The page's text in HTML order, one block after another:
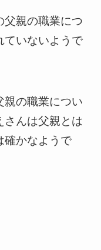
父親の職業につ
ていないようで
親の職業につい
さんは父親とは
確かなようで